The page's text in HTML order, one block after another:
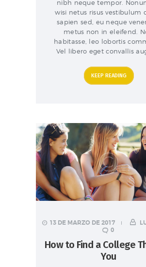
nibh neque tempor.
wisi netus risus vestibulum
sapien sed, eu neque
metus non in eleifend.
habitasse, leo lobortis
Vel libero eget convallis
KEEP READING
13 DE MARZO DE 2017
0
How to Find a College
You